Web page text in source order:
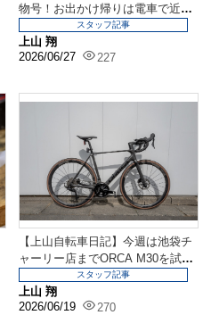
物号！お出かけ帰りは電車で近く
の駅までひとっ飛びサ...
上山 翔
2026/06/27
227
スタッフ記事
【上山自転車日記】今週は池袋チ
ャーリー店までORCA M30を試乗
に行ってきまし...
上山 翔
2026/06/19
270
スタッフ記事